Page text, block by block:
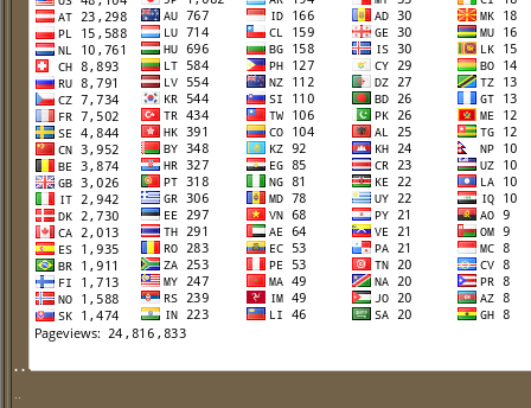
. .